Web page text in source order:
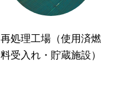
再処理工場（使用済燃
料受入れ・貯蔵施設）